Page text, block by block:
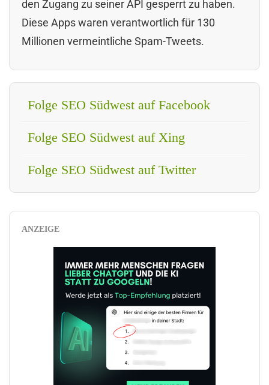
den Zugang zu seiner API gesperrt zu haben.
Diese Apps waren verantwortlich für 130
Millionen vermeintliche Spam-Tweets.
Folge SEO Südwest auf Facebook
Folge SEO Südwest auf Xing
Folge SEO Südwest auf Twitter
ANZEIGE